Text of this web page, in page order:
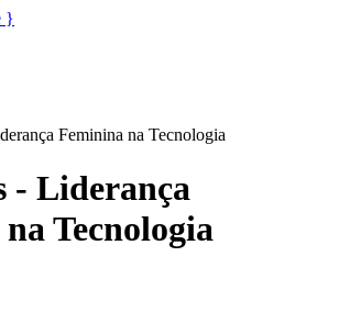
}
Feminina na Tecnologia
- Liderança
Tecnologia